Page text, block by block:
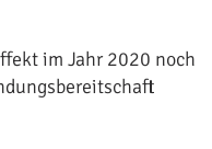
im Jahr 2020 noch